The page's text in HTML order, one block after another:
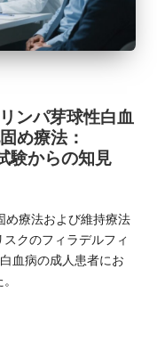
ンパ芽球性白血
め療法：
からの知見
療法および維持療法
クのフィラデルフィ
血病の成人患者にお